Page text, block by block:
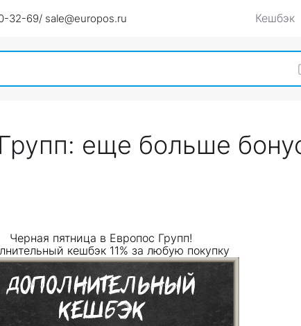
32-69/ sale@europos.ru Кешбэк
еще больше
Черная пятница в Европос Групп!
кешбэк 11% за любую покупку